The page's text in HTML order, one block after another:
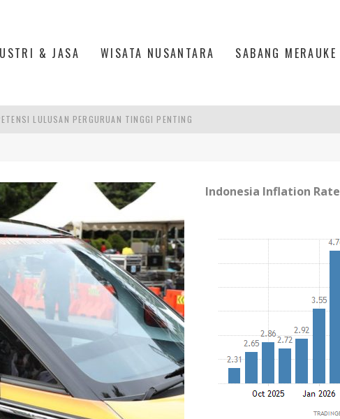
& JASA WISATA NUSANTARA SABANG MERAUKE
II, PALEMBANG
LULUSAN PERGURUAN TINGGI PENTING
Indonesia Inflation Rate